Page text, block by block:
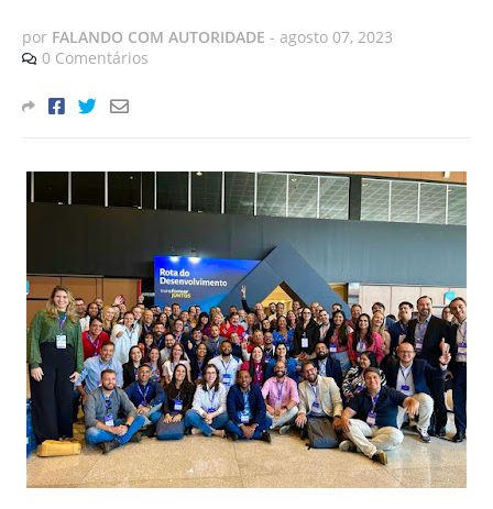
por FALANDO COM AUTORIDADE - agosto 07, 2023
0 Comentários